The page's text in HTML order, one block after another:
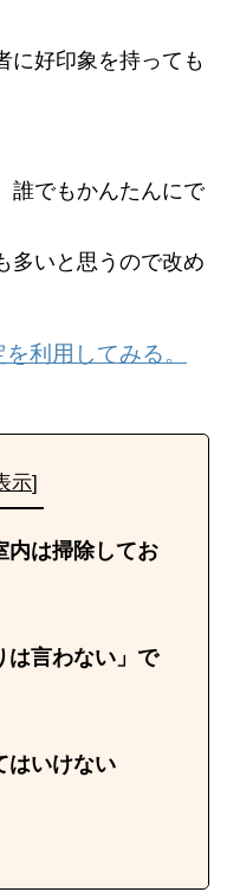
に好印象を持っても
誰でもかんたんにで
多いと思うので改め
利用してみる。
示]
内は掃除してお
は言わない」で
はいけない